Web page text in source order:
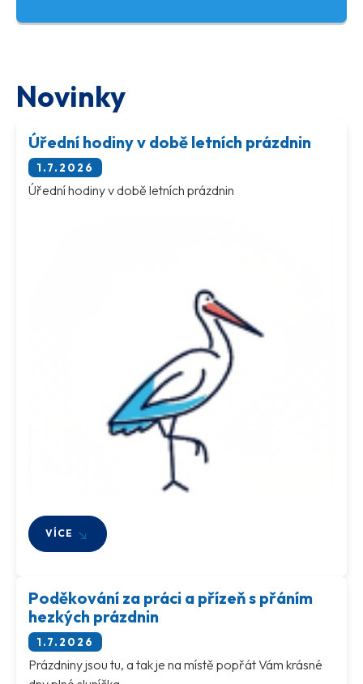
Novinky
Úřední hodiny v době letních prázdnin
1.7.2026
Úřední hodiny v době letních prázdnin
VÍCE
Poděkování za práci a přízeň s přáním
hezkých prázdnin
1.7.2026
Prázdniny jsou tu, a tak je na místě popřát Vám krásné